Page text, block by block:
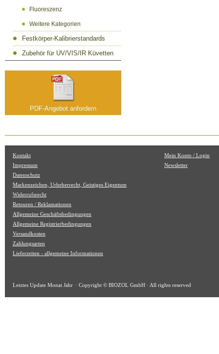
Fluoreszenz
Weitere Kategorien
Festkörper-Kalibrierstandards
Zubehör für UV/VIS/IR Küvetten
PDF-Angebot anfordern
Kontakt
Impressum
Datenschutz
Markenzeichen, Urheberrecht, Geistiges Eigentum
Widerrufsrecht
Retouren / Reklamationen
Allgemeine Geschäftsbedingungen
Allgemeine Registrierbedingungen
Versandkosten
Zahlungsarten
Lieferzeiten - allgemeine Informationen
Mein Konto / Login
Newsletter
Letztes Update Monat Jahr · Copyright © BIOZOL GmbH · All rights reserved